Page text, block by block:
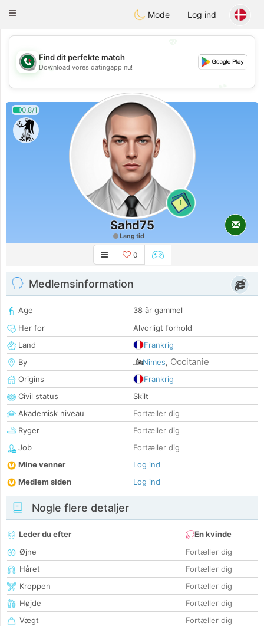
Weshrak
Toggle
Mode Log ind
💖
💕
Find dit perfekte match
Download vores datingapp nu!
0.8/1
1
Sahd75
Lang tid
0
Medlemsinformation
Age
38 år gammel
Her for
Alvorligt forhold
Land
Frankrig
By
Nîmes, Occitanie
Origins
Frankrig
Civil status
Skilt
Akademisk niveau
Fortæller dig
Ryger
Fortæller dig
Job
Fortæller dig
Mine venner
Log ind
Medlem siden
Log ind
Nogle flere detaljer
Leder du efter
En kvinde
Øjne
Fortæller dig
Håret
Fortæller dig
Kroppen
Fortæller dig
Højde
Fortæller dig
Vægt
Fortæller dig